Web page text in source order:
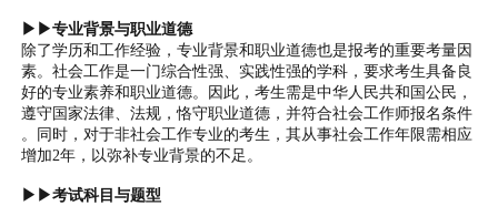
▶▶专业背景与职业道德
除了学历和工作经验，专业背景和职业道德也是报考的重要考量因
素。社会工作是一门综合性强、实践性强的学科，要求考生具备良
好的专业素养和职业道德。因此，考生需是中华人民共和国公民，
遵守国家法律、法规，恪守职业道德，并符合社会工作师报名条件
。同时，对于非社会工作专业的考生，其从事社会工作年限需相应
增加2年，以弥补专业背景的不足。
▶▶考试科目与题型